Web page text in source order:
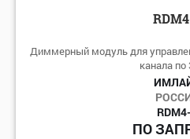
Диммерный модуль для
канала по
ПО